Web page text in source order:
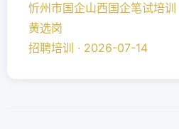
忻州市国企山西国企笔试培
黄选岗
招聘培训 · 2026-07-14